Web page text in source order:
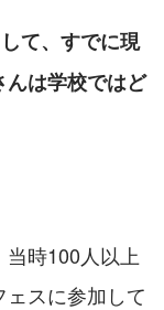
て、すでに現
は学校ではど
時100人以上
スに参加して